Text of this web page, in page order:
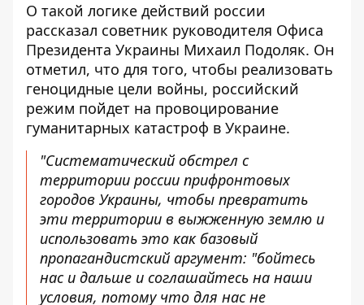
О такой логике действий россии
рассказал советник руководителя Офиса
Президента Украины Михаил Подоляк. Он
отметил, что для того, чтобы реализовать
геноцидные цели войны, российский
режим пойдет на провоцирование
гуманитарных катастроф в Украине.
"Систематический обстрел с
территории россии прифронтовых
городов Украины, чтобы превратить
эти территории в выжженную землю и
использовать это как базовый
пропагандистский аргумент: "бойтесь
нас и дальше и соглашайтесь на наши
условия, потому что для нас не